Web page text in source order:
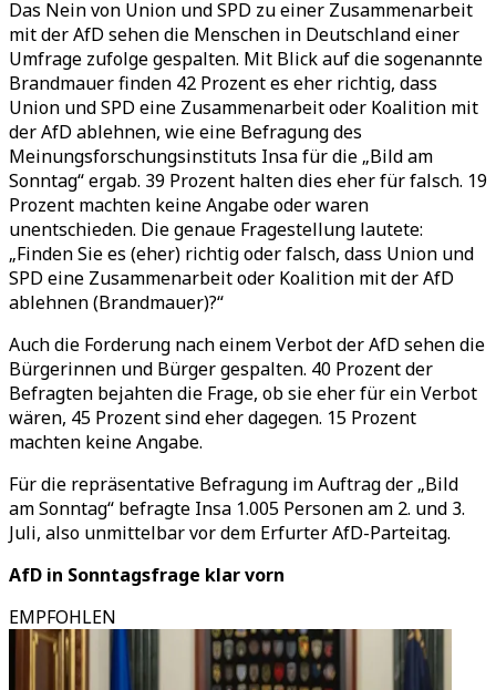
Das Nein von Union und SPD zu einer Zusammenarbeit
mit der AfD sehen die Menschen in Deutschland einer
Umfrage zufolge gespalten. Mit Blick auf die sogenannte
Brandmauer finden 42 Prozent es eher richtig, dass
Union und SPD eine Zusammenarbeit oder Koalition mit
der AfD ablehnen, wie eine Befragung des
Meinungsforschungsinstituts Insa für die „Bild am
Sonntag“ ergab. 39 Prozent halten dies eher für falsch. 19
Prozent machten keine Angabe oder waren
unentschieden. Die genaue Fragestellung lautete:
„Finden Sie es (eher) richtig oder falsch, dass Union und
SPD eine Zusammenarbeit oder Koalition mit der AfD
ablehnen (Brandmauer)?“
Auch die Forderung nach einem Verbot der AfD sehen die
Bürgerinnen und Bürger gespalten. 40 Prozent der
Befragten bejahten die Frage, ob sie eher für ein Verbot
wären, 45 Prozent sind eher dagegen. 15 Prozent
machten keine Angabe.
Für die repräsentative Befragung im Auftrag der „Bild
am Sonntag“ befragte Insa 1.005 Personen am 2. und 3.
Juli, also unmittelbar vor dem Erfurter AfD-Parteitag.
AfD in Sonntagsfrage klar vorn
EMPFOHLEN